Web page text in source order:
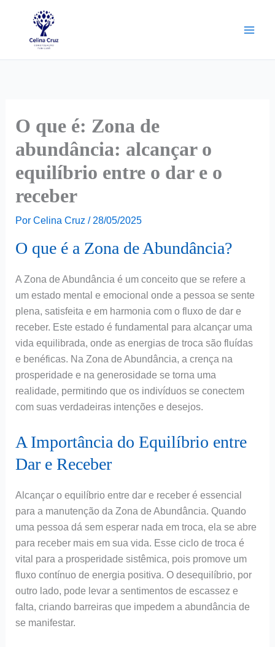
O que é: Zona de
abundância: alcançar o
equilíbrio entre o dar e o
receber
Por Celina Cruz / 28/05/2025
O que é a Zona de Abundância?
A Zona de Abundância é um conceito que se refere a
um estado mental e emocional onde a pessoa se sente
plena, satisfeita e em harmonia com o fluxo de dar e
receber. Este estado é fundamental para alcançar uma
vida equilibrada, onde as energias de troca são fluídas
e benéficas. Na Zona de Abundância, a crença na
prosperidade e na generosidade se torna uma
realidade, permitindo que os indivíduos se conectem
com suas verdadeiras intenções e desejos.
A Importância do Equilíbrio entre
Dar e Receber
Alcançar o equilíbrio entre dar e receber é essencial
para a manutenção da Zona de Abundância. Quando
uma pessoa dá sem esperar nada em troca, ela se abre
para receber mais em sua vida. Esse ciclo de troca é
vital para a prosperidade sistêmica, pois promove um
fluxo contínuo de energia positiva. O desequilíbrio, por
outro lado, pode levar a sentimentos de escassez e
falta, criando barreiras que impedem a abundância de
se manifestar.